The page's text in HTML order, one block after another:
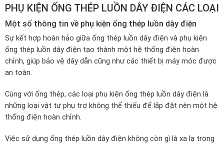
PHỤ KIỆN ỐNG THÉP LUỒN DÂY ĐIỆN CÁC LOẠI
Một số thông tin về phụ kiện ống thép luồn dây điện
Sự kết hợp hoàn hảo giữa ống thép luồn dây điện và phụ kiện
ống thép luồn dây điện tạo thành một hệ thống điện hoàn
chỉnh, giúp bảo vệ dây dẫn cũng như các thiết bị máy móc được
an toàn.
Cùng với ống thép, các loại phụ kiện ống thép luồn dây điện là
những loại vật tư phụ trợ không thể thiếu để lắp đặt nên một hệ
thống điện hoàn chỉnh.
Việc sử dụng ống thép luồn dây điện không còn gì là xa lạ trong